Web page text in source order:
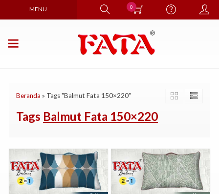
MENU 0
Beranda » Tags "Balmut Fata 150×220"
Tags Balmut Fata 150×220